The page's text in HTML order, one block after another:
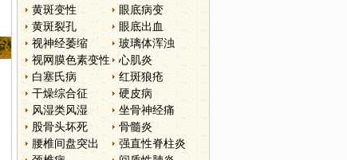
黄斑变性
眼底病变
黄斑裂孔
眼底出血
视神经萎缩
玻璃体浑浊
视网膜色素变性
心肌炎
白塞氏病
红斑狼疮
干燥综合征
硬皮病
风湿类风湿
坐骨神经痛
股骨头坏死
骨髓炎
腰椎间盘突出
强直性脊柱炎